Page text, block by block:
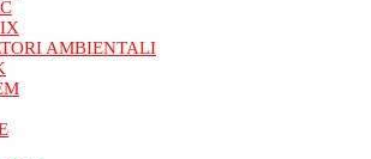
AMBIENTALI